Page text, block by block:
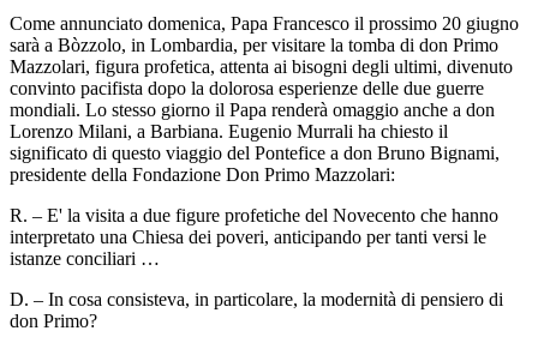
Come annunciato domenica, Papa Francesco il prossimo 20 giugno
sarà a Bòzzolo, in Lombardia, per visitare la tomba di don Primo
Mazzolari, figura profetica, attenta ai bisogni degli ultimi, divenuto
convinto pacifista dopo la dolorosa esperienze delle due guerre
mondiali. Lo stesso giorno il Papa renderà omaggio anche a don
Lorenzo Milani, a Barbiana. Eugenio Murrali ha chiesto il
significato di questo viaggio del Pontefice a don Bruno Bignami,
presidente della Fondazione Don Primo Mazzolari:
R. – E' la visita a due figure profetiche del Novecento che hanno
interpretato una Chiesa dei poveri, anticipando per tanti versi le
istanze conciliari …
D. – In cosa consisteva, in particolare, la modernità di pensiero di
don Primo?